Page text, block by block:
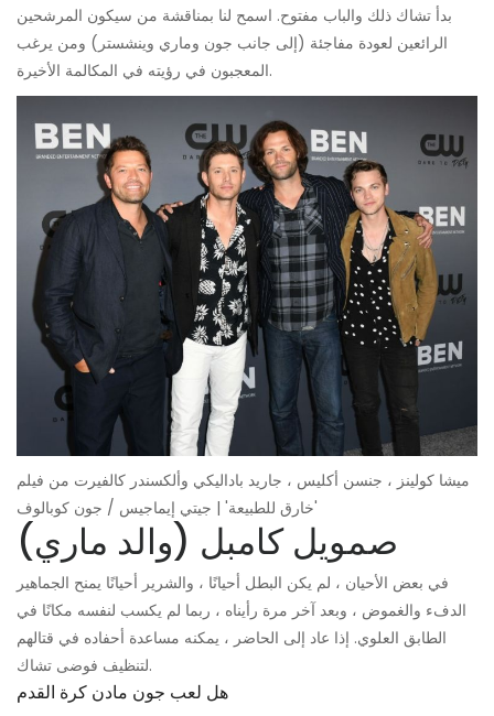
بدأ تشاك ذلك والباب مفتوح. اسمح لنا بمناقشة من سيكون المرشحين
الرائعين لعودة مفاجئة (إلى جانب جون وماري وينشستر) ومن يرغب
المعجبون في رؤيته في المكالمة الأخيرة.
ميشا كولينز ، جنسن أكليس ، جاريد باداليكي وألكسندر كالفيرت من فيلم
'خارق للطبيعة' | جيتي إيماجيس / جون كوبالوف
صمويل كامبل (والد ماري)
في بعض الأحيان ، لم يكن البطل أحيانًا ، والشرير أحيانًا يمنح الجماهير
الدفء والغموض ، وبعد آخر مرة رأيناه ، ربما لم يكسب لنفسه مكانًا في
الطابق العلوي. إذا عاد إلى الحاضر ، يمكنه مساعدة أحفاده في قتالهم
لتنظيف فوضى تشاك.
هل لعب جون مادن كرة القدم